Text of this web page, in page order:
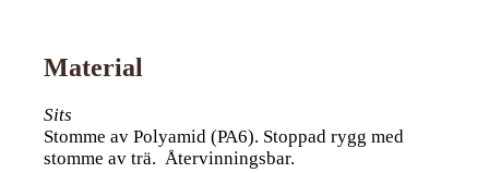
Material
Sits
Stomme av Polyamid (PA6). Stoppad rygg med
stomme av trä. Återvinningsbar.